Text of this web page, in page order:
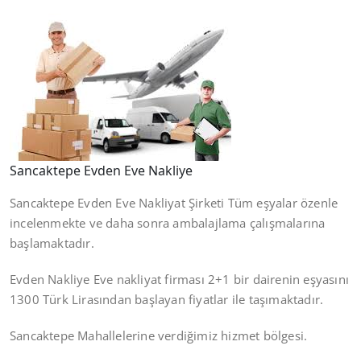
Sancaktepe Evden Eve Nakliye
Sancaktepe Evden Eve Nakliyat Şirketi Tüm eşyalar özenle
incelenmekte ve daha sonra ambalajlama çalışmalarına
başlamaktadır.
Evden Nakliye Eve nakliyat firması 2+1 bir dairenin eşyasını
1300 Türk Lirasından başlayan fiyatlar ile taşımaktadır.
Sancaktepe Mahallelerine verdiğimiz hizmet bölgesi.